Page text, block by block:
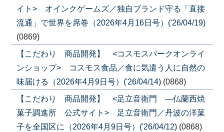
イト> オインクゲームズ／独自ブランド守る「直接
流通」で世界を席巻（2026年4月16日号）('26/04/19)
(0869)
【こだわり 商品開発】 <コスモスパークオンライ
ンショップ> コスモス食品／食に気遣う人に自然の
味届ける（2026年4月9日号）('26/04/14) (0868)
【こだわり 商品開発】 <足立音衛門 ―仏蘭西焼
菓子調進所 公式サイト> 足立音衛門／丹波の洋菓
子を全国区に（2026年4月9日号）('26/04/12) (0868)